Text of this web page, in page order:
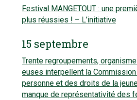
Festival MANGETOUT : une
plus réussies ! – L’initiative
15 septembre
Trente regroupements,
euses interpellent la
personne et des droits de la
manque de représentativité des